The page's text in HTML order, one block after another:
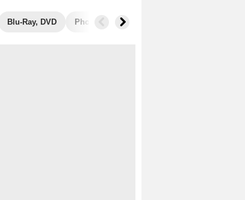
Blu-Ray, DVD Photos Secrets de tournage